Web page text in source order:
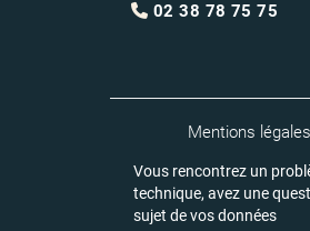
02 38 78 75 75
Mentions légales
Vous rencontrez un
technique, avez une
sujet de vos données